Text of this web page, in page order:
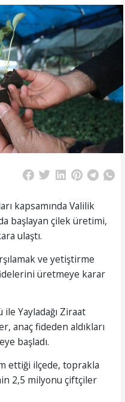
kapsamında Valilik
başlayan çilek üretimi,
ulaştı.
ve yetiştirme
üretmeye karar
Yayladağı Ziraat
anaç fideden aldıkları
başladı.
ettiği ilçede, toprakla
2,5 milyonu çiftçiler